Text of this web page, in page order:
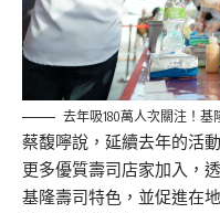
去年吸180萬人次關注！
蔡馥嚀說，延續去年的活
更多優質壽司店家加入，
基隆壽司特色，並促進在